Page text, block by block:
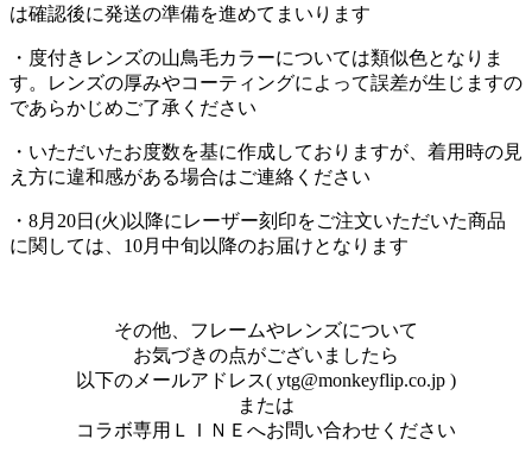
は確認後に発送の準備を進めてまいります
・度付きレンズの山鳥毛カラーについては類似色となりま
す。レンズの厚みやコーティングによって誤差が生じますの
であらかじめご了承ください
・いただいたお度数を基に作成しておりますが、着用時の見
え方に違和感がある場合はご連絡ください
・8月20日(火)以降にレーザー刻印をご注文いただいた商品
に関しては、10月中旬以降のお届けとなります
その他、フレームやレンズについて
お気づきの点がございましたら
以下のメールアドレス( ytg@monkeyflip.co.jp )
または
コラボ専用ＬＩＮＥへお問い合わせください